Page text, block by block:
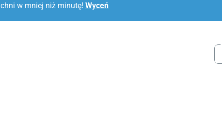
w mniej niż minutę! Wyceń